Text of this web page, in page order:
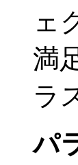
ェ
満
ラ
パ